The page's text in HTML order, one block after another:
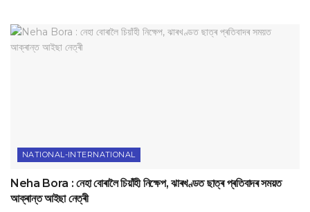
NATIONAL-INTERNATIONAL
Neha Bora : নেহা বোৰালৈ চিয়াঁহী নিক্ষেপ, ঝাৰখণ্ডত ছাত্ৰ প্ৰতিবাদৰ সময়ত
আক্ৰান্ত আইছা নেত্ৰী